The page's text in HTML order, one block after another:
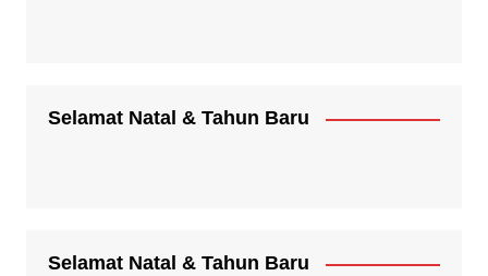
Selamat Natal & Tahun Baru
Selamat Natal & Tahun Baru